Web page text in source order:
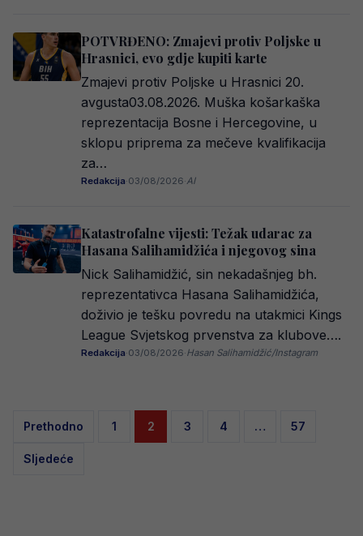
POTVRĐENO: Zmajevi protiv Poljske u
Hrasnici, evo gdje kupiti karte
Zmajevi protiv Poljske u Hrasnici 20.
avgusta03.08.2026. Muška košarkaška
reprezentacija Bosne i Hercegovine, u
sklopu priprema za mečeve kvalifikacija
za…
Redakcija·03/08/2026·AI
Katastrofalne vijesti: Težak udarac za
Hasana Salihamidžića i njegovog sina
Nick Salihamidžić, sin nekadašnjeg bh.
reprezentativca Hasana Salihamidžića,
doživio je tešku povredu na utakmici Kings
League Svjetskog prvenstva za klubove….
Redakcija·03/08/2026·Hasan Salihamidžić/Instagram
Posts
pagination
Prethodno 1 2 3 4 … 57
Sljedeće